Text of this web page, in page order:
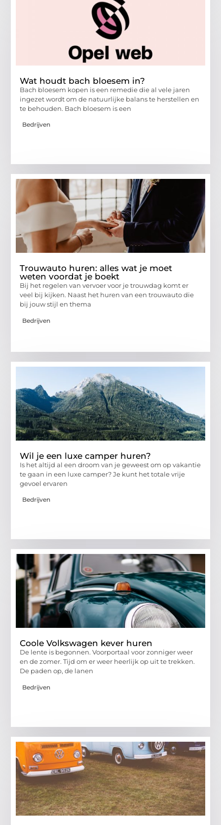
Wat houdt bach bloesem in?
Bach bloesem kopen is een remedie die al vele jaren
ingezet wordt om de natuurlijke balans te herstellen en
te behouden. Bach bloesem is een
Bedrijven
Trouwauto huren: alles wat je moet
weten voordat je boekt
Bij het regelen van vervoer voor je trouwdag komt er
veel bij kijken. Naast het huren van een trouwauto die
bij jouw stijl en thema
Bedrijven
Wil je een luxe camper huren?
Is het altijd al een droom van je geweest om op vakantie
te gaan in een luxe camper? Je kunt het totale vrije
gevoel ervaren
Bedrijven
Coole Volkswagen kever huren
De lente is begonnen. Voorportaal voor zonniger weer
en de zomer. Tijd om er weer heerlijk op uit te trekken.
De paden op, de lanen
Bedrijven